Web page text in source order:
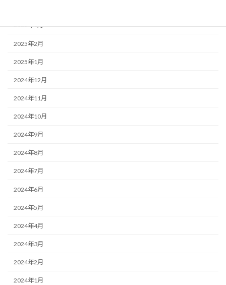
2025年3月
2025年2月
2025年1月
2024年12月
2024年11月
2024年10月
2024年9月
2024年8月
2024年7月
2024年6月
2024年5月
2024年4月
2024年3月
2024年2月
2024年1月